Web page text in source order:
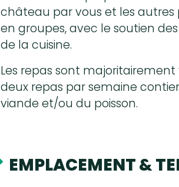
château par vous et les autres
en groupes, avec le soutien
de la cuisine.
Les repas sont majoritairement
deux repas par semaine
viande et/ou du poisson.
EMPLACEMENT &